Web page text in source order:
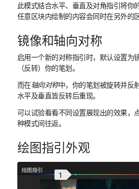
此模式结合水平、垂直及对角指引将你
任意区块内绘制的内容会同时在另外的
镜像和轴向对称
启用一个新的对称指引时，默认设置为
（反转）你的笔划。
而在轴向对称中，你的笔划被旋转并反
水平及垂直皆反转后重现。
可以试验看看不同设置展现出的效果，
种模式间往返。
绘图指引外观
1